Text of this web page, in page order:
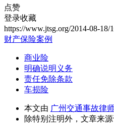
点赞
登录收藏
https://www.jtsg.org/2014-08-18/
财产保险案例
商业险
明确说明义务
责任免除条款
车损险
本文由 广州交通事故律
除特别注明外，文章来